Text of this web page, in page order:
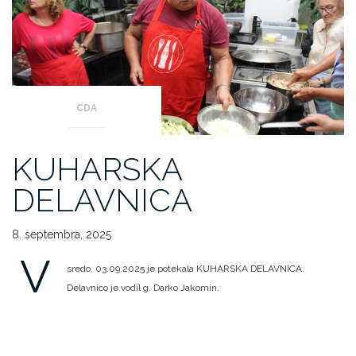
CDA
KUHARSKA
DELAVNICA
8. septembra, 2025
V
sredo, 03.09.2025 je potekala KUHARSKA DELAVNICA.
Delavnico je vodil g. Darko Jakomin.